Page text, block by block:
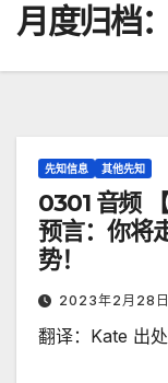
月度归档：
先知信息 其他先知
0301 音频
预言：你将
势！
2023年2月28日
翻译：Kate 出